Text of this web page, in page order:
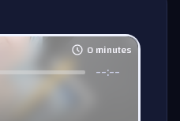
0minutes
--:--